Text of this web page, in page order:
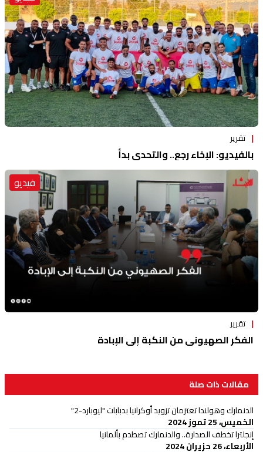
تقرير
بالفيديو: الإخاء رجع.. والتحدي بدأ
فيديو
تقرير
الفكر الصهيوني من النكبة إلى الإبادة
مقالات ذات صلة
الدنمارك وهولندا تعتزمان تزويد أوكرانيا بدبابات "ليوبارد-2"
الخميس، 25 تموز 2024
إنجلترا تخطف الصدارة.. والدنمارك تصطدم بألمانيا
الأربعاء، 26 حزيران 2024